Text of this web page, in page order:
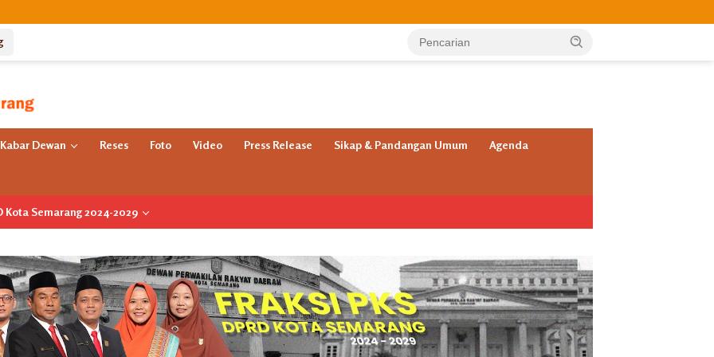
Kabar Dewan Reses Foto Video Press Release Sikap & Pandangan Umum Agenda
Kota Semarang 2024-2029